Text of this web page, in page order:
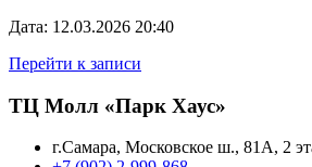
Дата: 12.03.2026 20:40
Перейти к записи
ТЦ Молл «Парк Хаус»
г.Самара, Московское ш., 81А, 2